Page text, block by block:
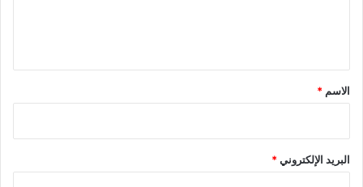
*
الاسم *
البريد الإلكتروني*